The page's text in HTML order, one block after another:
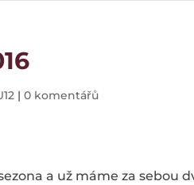
|0 komentářů
a už máme za sebou